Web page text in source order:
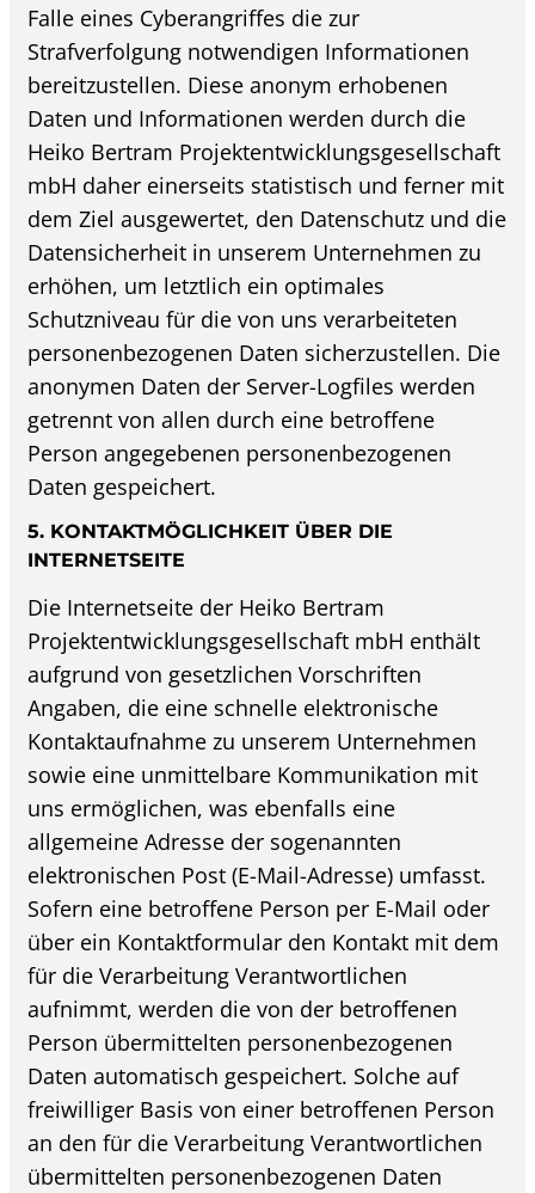
Falle eines Cyberangriffes die zur
Strafverfolgung notwendigen Informationen
bereitzustellen. Diese anonym erhobenen
Daten und Informationen werden durch die
Heiko Bertram Projektentwicklungsgesellschaft
mbH daher einerseits statistisch und ferner mit
dem Ziel ausgewertet, den Datenschutz und die
Datensicherheit in unserem Unternehmen zu
erhöhen, um letztlich ein optimales
Schutzniveau für die von uns verarbeiteten
personenbezogenen Daten sicherzustellen. Die
anonymen Daten der Server-Logfiles werden
getrennt von allen durch eine betroffene
Person angegebenen personenbezogenen
Daten gespeichert.
5. KONTAKTMÖGLICHKEIT ÜBER DIE
INTERNETSEITE
Die Internetseite der Heiko Bertram
Projektentwicklungsgesellschaft mbH enthält
aufgrund von gesetzlichen Vorschriften
Angaben, die eine schnelle elektronische
Kontaktaufnahme zu unserem Unternehmen
sowie eine unmittelbare Kommunikation mit
uns ermöglichen, was ebenfalls eine
allgemeine Adresse der sogenannten
elektronischen Post (E-Mail-Adresse) umfasst.
Sofern eine betroffene Person per E-Mail oder
über ein Kontaktformular den Kontakt mit dem
für die Verarbeitung Verantwortlichen
aufnimmt, werden die von der betroffenen
Person übermittelten personenbezogenen
Daten automatisch gespeichert. Solche auf
freiwilliger Basis von einer betroffenen Person
an den für die Verarbeitung Verantwortlichen
übermittelten personenbezogenen Daten